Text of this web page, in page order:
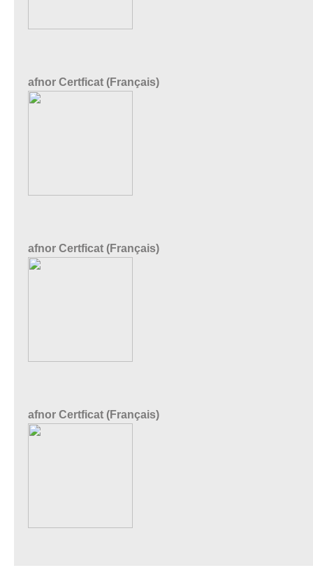
afnor Certficat (Français)
afnor Certficat (Français)
afnor Certficat (Français)